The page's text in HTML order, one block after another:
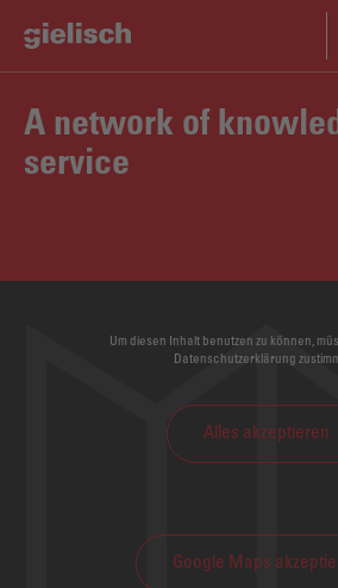
A network of
service
Um diesen Inhalt benutzen zu können,
Datenschutzerklärung
Alles akzeptieren
Google Maps